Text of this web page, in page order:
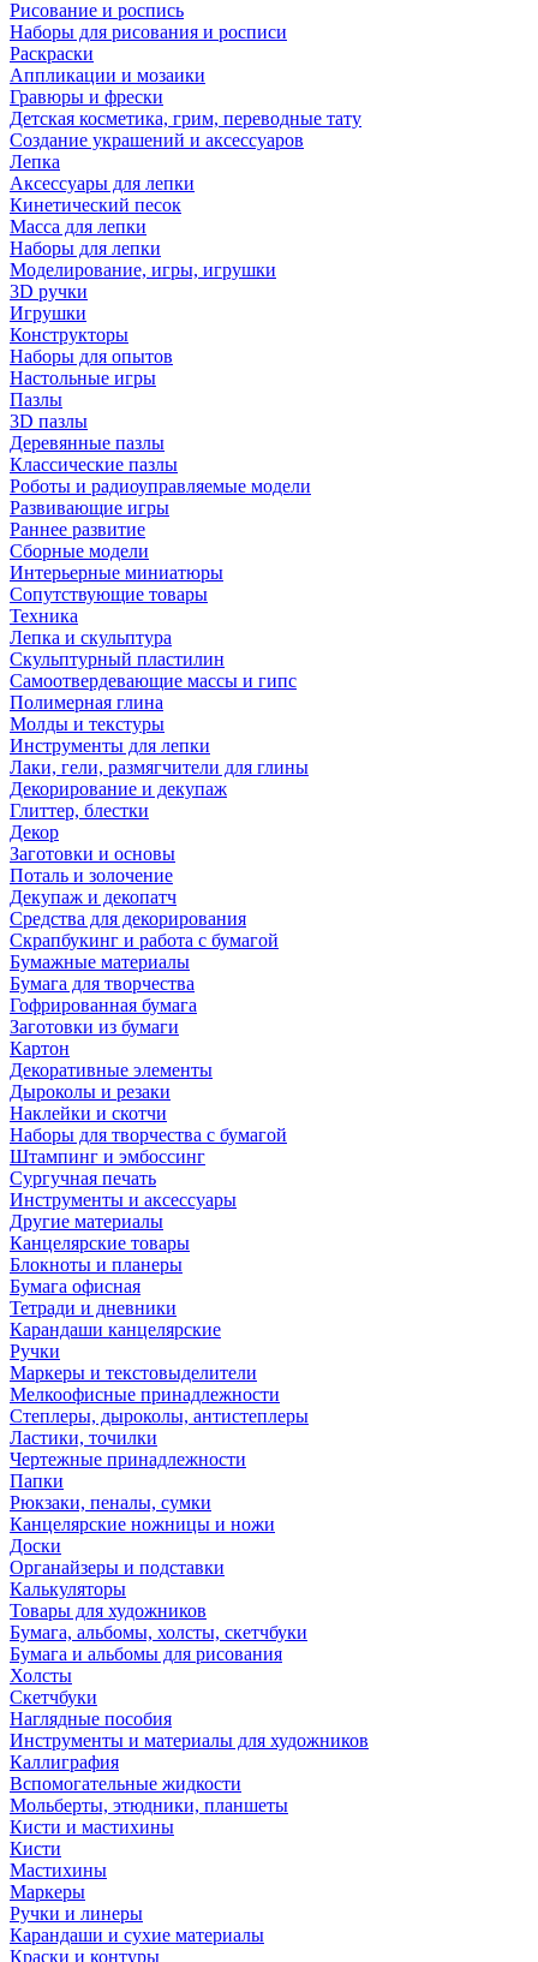
Рисование и роспись
Наборы для рисования и росписи
Раскраски
Аппликации и мозаики
Гравюры и фрески
Детская косметика, грим, переводные тату
Создание украшений и аксессуаров
Лепка
Аксессуары для лепки
Кинетический песок
Масса для лепки
Наборы для лепки
Моделирование, игры, игрушки
3D ручки
Игрушки
Конструкторы
Наборы для опытов
Настольные игры
Пазлы
3D пазлы
Деревянные пазлы
Классические пазлы
Роботы и радиоуправляемые модели
Развивающие игры
Раннее развитие
Сборные модели
Интерьерные миниатюры
Сопутствующие товары
Техника
Лепка и скульптура
Скульптурный пластилин
Самоотвердевающие массы и гипс
Полимерная глина
Молды и текстуры
Инструменты для лепки
Лаки, гели, размягчители для глины
Декорирование и декупаж
Глиттер, блестки
Декор
Заготовки и основы
Поталь и золочение
Декупаж и декопатч
Средства для декорирования
Скрапбукинг и работа с бумагой
Бумажные материалы
Бумага для творчества
Гофрированная бумага
Заготовки из бумаги
Картон
Декоративные элементы
Дыроколы и резаки
Наклейки и скотчи
Наборы для творчества с бумагой
Штампинг и эмбоссинг
Сургучная печать
Инструменты и аксессуары
Другие материалы
Канцелярские товары
Блокноты и планеры
Бумага офисная
Тетради и дневники
Карандаши канцелярские
Ручки
Маркеры и текстовыделители
Мелкоофисные принадлежности
Степлеры, дыроколы, антистеплеры
Ластики, точилки
Чертежные принадлежности
Папки
Рюкзаки, пеналы, сумки
Канцелярские ножницы и ножи
Доски
Органайзеры и подставки
Калькуляторы
Товары для художников
Бумага, альбомы, холсты, скетчбуки
Бумага и альбомы для рисования
Холсты
Скетчбуки
Наглядные пособия
Инструменты и материалы для художников
Каллиграфия
Вспомогательные жидкости
Мольберты, этюдники, планшеты
Кисти и мастихины
Кисти
Мастихины
Маркеры
Ручки и линеры
Карандаши и сухие материалы
Краски и контуры